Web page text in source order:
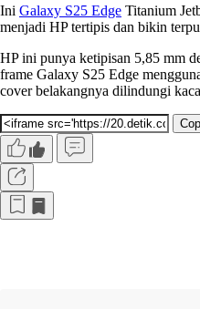
Ini Galaxy S25 Edge Titanium
menjadi HP tertipis dan bikin
HP ini punya ketipisan 5,85 mm
frame Galaxy S25 Edge
cover belakangnya dilindungi